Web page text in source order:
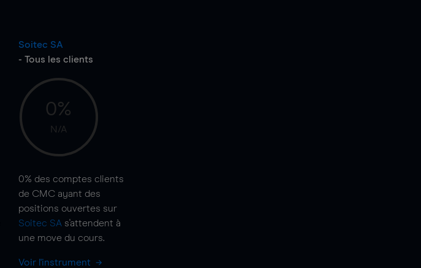
Soitec SA
- Tous les clients
0%
N/A
0% des comptes clients
de CMC ayant des
positions ouvertes sur
Soitec SA s'attendent à
une move du cours.
Voir l'instrument